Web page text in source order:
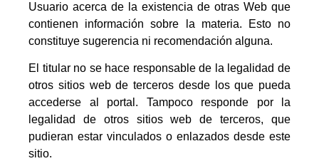
Usuario acerca de la existencia de otras Web que
contienen información sobre la materia. Esto no
constituye sugerencia ni recomendación alguna.
El titular no se hace responsable de la legalidad de
otros sitios web de terceros desde los que pueda
accederse al portal. Tampoco responde por la
legalidad de otros sitios web de terceros, que
pudieran estar vinculados o enlazados desde este
sitio.